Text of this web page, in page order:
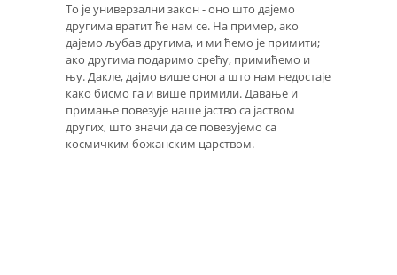
То је универзални закон - оно што дајемо
другима вратит ће нам се. На пример, ако
дајемо љубав другима, и ми ћемо је примити;
ако другима подаримо срећу, примићемо и
њу. Дакле, дајмо више онога што нам недостаје
како бисмо га и више примили. Давање и
примање повезује наше јаство са јаством
других, што значи да се повезујемо са
космичким божанским царством.